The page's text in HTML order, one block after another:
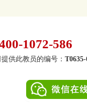
1072-586
供此教员的编号： T0635-